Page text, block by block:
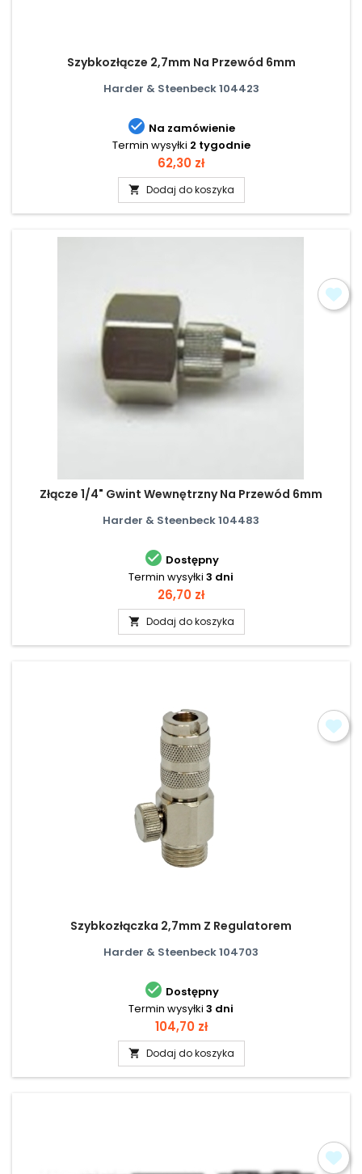
Szybkozłącze 2,7mm Na Przewód 6mm
Harder & Steenbeck 104423
 Na zamówienie
Termin wysyłki 2 tygodnie
Cena
62,30 zł
 Dodaj do koszyka
Złącze 1/4" Gwint Wewnętrzny Na Przewód 6mm
Harder & Steenbeck 104483
 Dostępny
Termin wysyłki 3 dni
Cena
26,70 zł
 Dodaj do koszyka
Szybkozłączka 2,7mm Z Regulatorem
Harder & Steenbeck 104703
 Dostępny
Termin wysyłki 3 dni
Cena
104,70 zł
 Dodaj do koszyka